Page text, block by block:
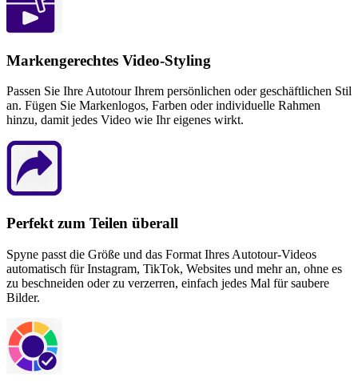
Markengerechtes Video-Styling
Passen Sie Ihre Autotour Ihrem persönlichen oder geschäftlichen Stil
an. Fügen Sie Markenlogos, Farben oder individuelle Rahmen
hinzu, damit jedes Video wie Ihr eigenes wirkt.
Perfekt zum Teilen überall
Spyne passt die Größe und das Format Ihres Autotour-Videos
automatisch für Instagram, TikTok, Websites und mehr an, ohne es
zu beschneiden oder zu verzerren, einfach jedes Mal für saubere
Bilder.